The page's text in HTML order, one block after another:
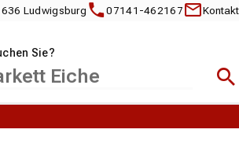
Ludwigsburg 07141-462167 Kontakt
Sie?